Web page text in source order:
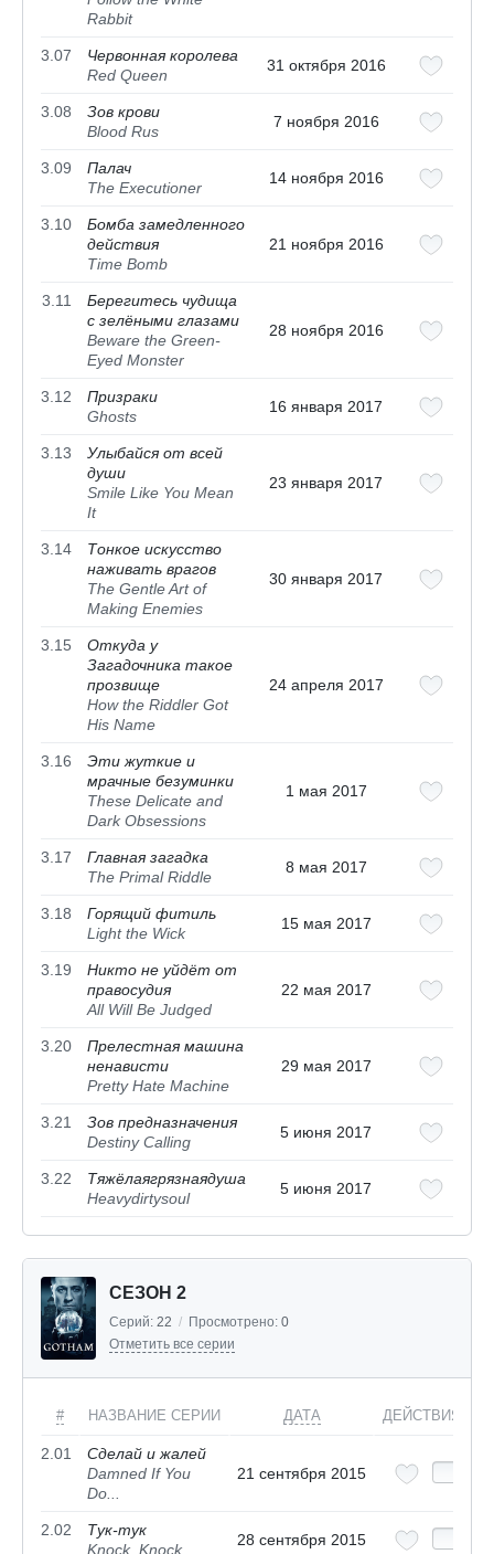
Rabbit
3.07
Червонная королева
Red Queen
31 октября 2016
3.08
Зов крови
Blood Rus
7 ноября 2016
3.09
Палач
The Executioner
14 ноября 2016
3.10
Бомба замедленного
действия
Time Bomb
21 ноября 2016
3.11
Берегитесь чудища
с зелёными глазами
Beware the Green-
Eyed Monster
28 ноября 2016
3.12
Призраки
Ghosts
16 января 2017
3.13
Улыбайся от всей
души
Smile Like You Mean
It
23 января 2017
3.14
Тонкое искусство
наживать врагов
The Gentle Art of
Making Enemies
30 января 2017
3.15
Откуда у
Загадочника такое
прозвище
How the Riddler Got
His Name
24 апреля 2017
3.16
Эти жуткие и
мрачные безуминки
These Delicate and
Dark Obsessions
1 мая 2017
3.17
Главная загадка
The Primal Riddle
8 мая 2017
3.18
Горящий фитиль
Light the Wick
15 мая 2017
3.19
Никто не уйдёт от
правосудия
All Will Be Judged
22 мая 2017
3.20
Прелестная машина
ненависти
Pretty Hate Machine
29 мая 2017
3.21
Зов предназначения
Destiny Calling
5 июня 2017
3.22
Тяжёлаягрязнаядуша
Heavydirtysoul
5 июня 2017
СЕЗОН 2
Серий: 22 / Просмотрено: 0
Отметить все серии
# НАЗВАНИЕ СЕРИИ ДАТА ДЕЙСТВИЯ
2.01
Сделай и жалей
Damned If You
Do...
21 сентября 2015
2.02
Тук-тук
Knock, Knock
28 сентября 2015